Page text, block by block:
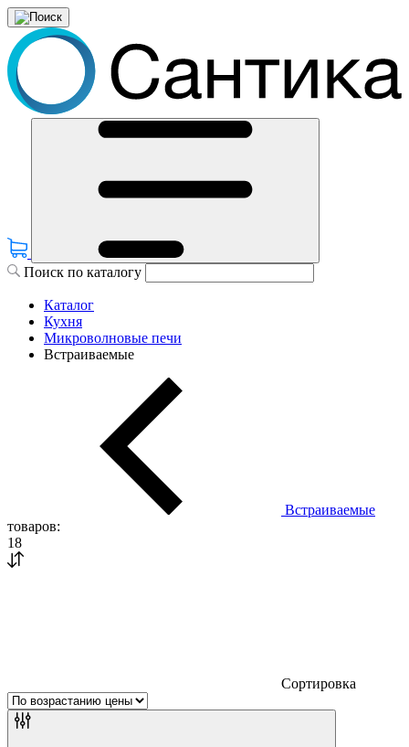
Поиск по каталогу
Каталог
Кухня
Микроволновые печи
Встраиваемые
Встраиваемые
товаров:
18
Сортировка